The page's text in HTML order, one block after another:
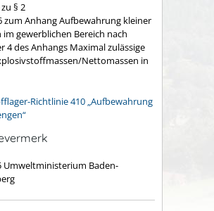
§ 2
zum Anhang Aufbewahrung kleiner
im gewerblichen Bereich nach
4 des Anhangs Maximal zulässige
Nettomassen in
Richtlinie 410 „Aufbewahrung
Umweltministerium Baden-